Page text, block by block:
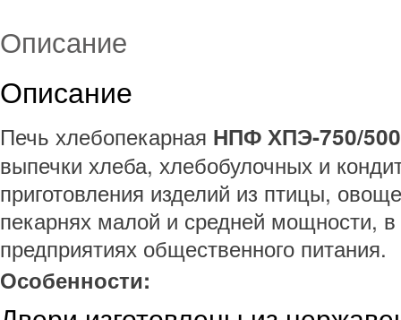
Описание
Описание
Печь хлебопекарная НПФ ХПЭ-750/
выпечки хлеба, хлебобулочных и
приготовления изделий из птицы,
пекарнях малой и средней мощности, в
предприятиях общественного питания.
Особенности: